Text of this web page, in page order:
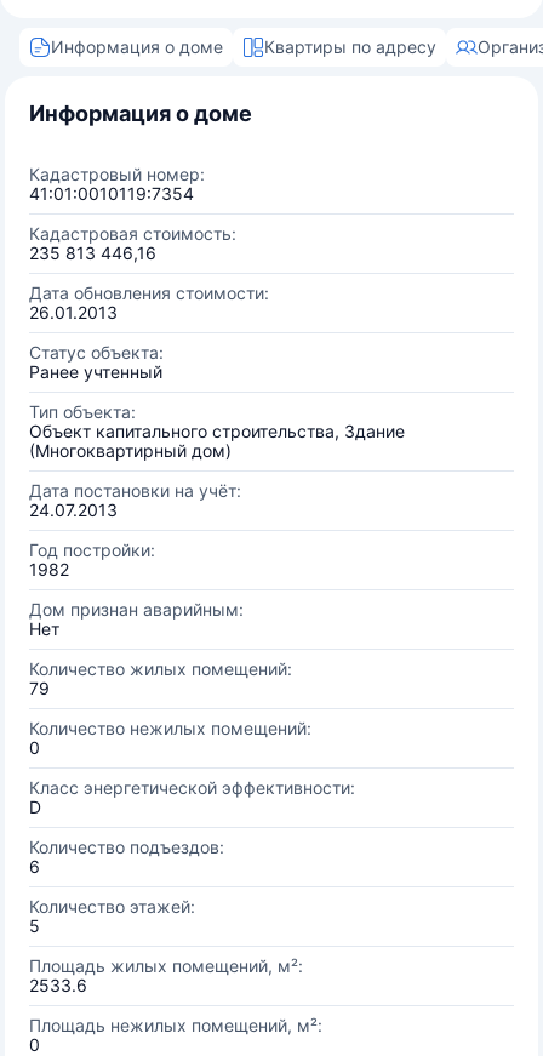
Информация о доме Квартиры по адресу
Информация о доме
Кадастровый номер:
41:01:0010119:7354
Кадастровая стоимость:
235 813 446,16
Дата обновления стоимости:
26.01.2013
Статус объекта:
Ранее учтенный
Тип объекта:
Объект капитального строительства, Здание
(Многоквартирный дом)
Дата постановки на учёт:
24.07.2013
Год постройки:
1982
Дом признан аварийным:
Нет
Количество жилых помещений:
79
Количество нежилых помещений:
0
Класс энергетической эффективности:
D
Количество подъездов:
6
Количество этажей:
5
Площадь жилых помещений, м²:
2533.6
Площадь нежилых помещений, м²:
0